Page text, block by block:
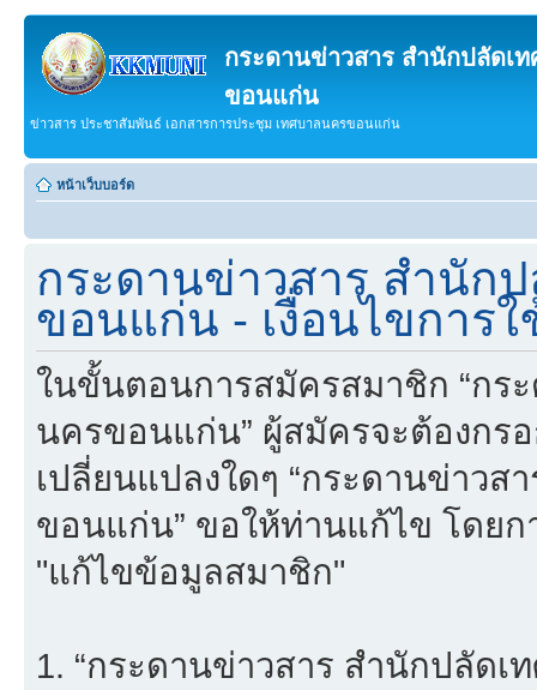
กระดานข่าวสาร สำนักปลัดเ
ขอนแก่น
ข่าวสาร ประชาสัมพันธ์ เอกสารการประชุม เทศบาลนครขอนแก่น
หน้าเว็บบอร์ด
กระดานข่าวสาร สำนัก
ขอนแก่น - เงื่อนไขการใ
ในขั้นตอนการสมัครสมาชิก “กร
นครขอนแก่น” ผู้สมัครจะต้องกร
เปลี่ยนแปลงใดๆ “กระดานข่าว
ขอนแก่น” ขอให้ท่านแก้ไข โดย
"แก้ไขข้อมูลสมาชิก"
1. “กระดานข่าวสาร สำนักปลัด